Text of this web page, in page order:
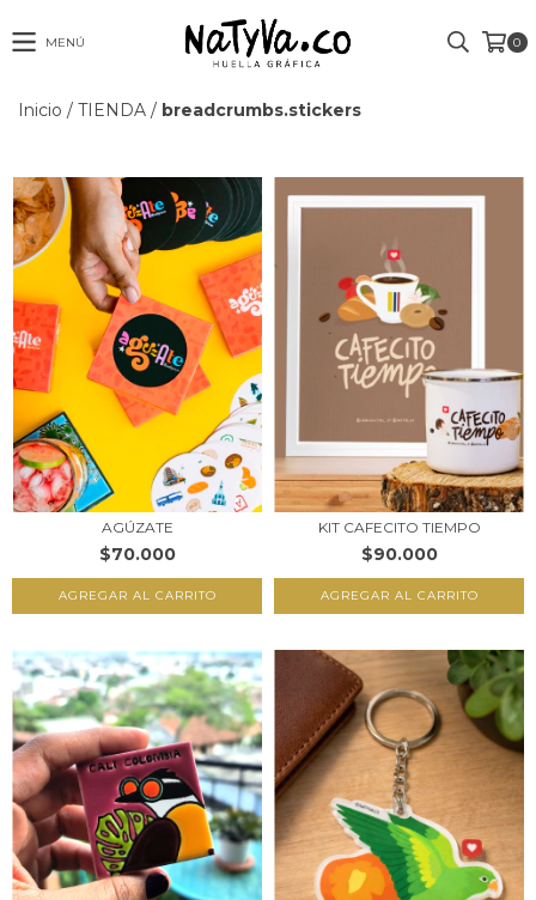
MENÚ 0
Inicio / TIENDA / breadcrumbs.stickers
AGÚZATE
$70.000
KIT CAFECITO TIEMPO
$90.000